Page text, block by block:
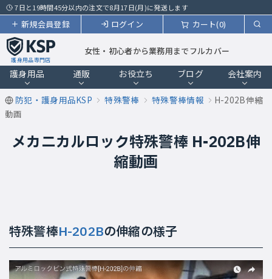
7日と19時間45分以内の注文で8月17日(月)に発送します
カート(0)
ログイン
新規会員登録
護身用品専門店
女性・初心者から業務用までフルカバー
護身用品 通販 お役立ち ブログ 会社案内
防犯・護身用品KSP 特殊警棒 特殊警棒情報
H-202B伸縮
動画
メカニカルロック特殊警棒 H-202B伸
縮動画
特殊警棒H-202Bの伸縮の様子